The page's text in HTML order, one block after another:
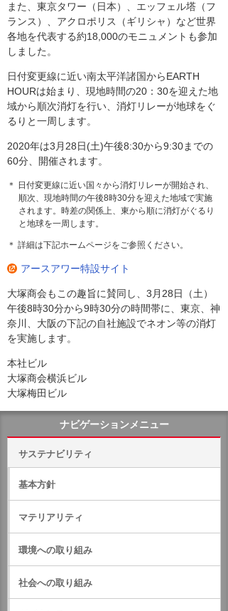
また、東京タワー（日本）、エッフェル塔（フ
ランス）、アクロポリス（ギリシャ）など世界
各地を代表する約18,000のモニュメントも参加
しました。
日付変更線に近い南太平洋諸国からEARTH
HOURは始まり、現地時間の20：30を迎えた地
域から順次消灯を行い、消灯リレーが地球をぐ
るりと一周します。
2020年は3月28日(土)午後8:30から9:30までの
60分、開催されます。
＊ 日付変更線に近い国々から消灯リレーが開始され、
順次、現地時間の午後8時30分を迎えた地域で実施
されます。時差の関係上、東から順に消灯がぐるり
と地球を一周します。
＊ 詳細は下記ホームページをご参照ください。
アースアワー特設サイト
大塚商会もこの趣旨に賛同し、3月28日（土）
午後8時30分から9時30分の時間帯に、東京、神
奈川、大阪の下記の自社施設でネオン等の消灯
を実施します。
本社ビル
大塚商会横浜ビル
大塚梅田ビル
ナビゲーションメニュー
サステナビリティ
基本方針
マテリアリティ
環境への取り組み
社会への取り組み